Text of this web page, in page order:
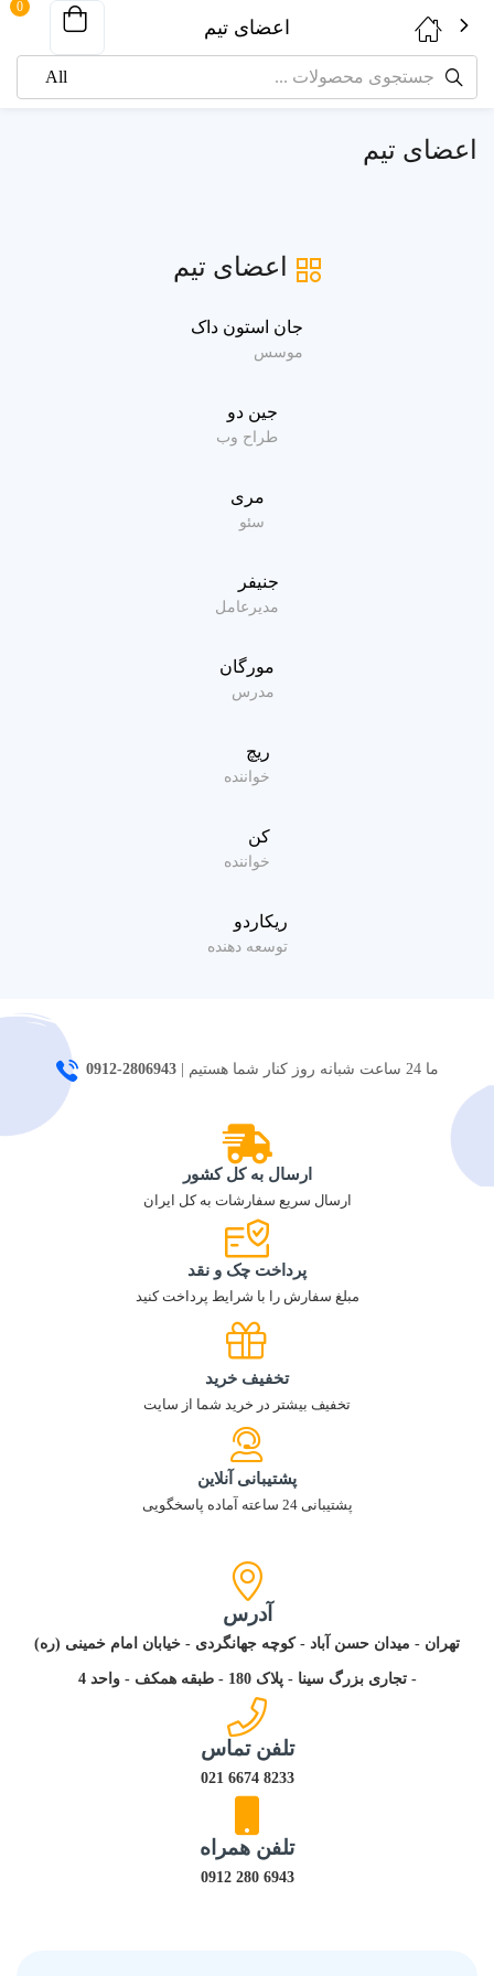
اعضای تیم
0
اعضای تیم
اعضای تیم
جان استون داک
موسس
جین دو
طراح وب
مری
سئو
جنیفر
مدیرعامل
مورگان
مدرس
ریچ
خواننده
کن
خواننده
ریکاردو
توسعه دهنده
ما 24 ساعت شبانه روز کنار شما هستیم | 2806943-0912
ارسال به کل کشور
ارسال سریع سفارشات به کل ایران
پرداخت چک و نقد
مبلغ سفارش را با شرایط پرداخت کنید
تخفیف خرید
تخفیف بیشتر در خرید شما از سایت
پشتیبانی آنلاین
پشتیبانی 24 ساعته آماده پاسخگویی
آدرس
تهران - میدان حسن آباد - کوچه جهانگردی - خیابان امام خمینی (ره)
- تجاری بزرگ سینا - پلاک 180 - طبقه همکف - واحد 4
تلفن تماس
8233 6674 021
تلفن همراه
6943 280 0912